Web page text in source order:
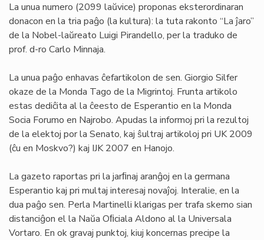
La unua numero (2099 laŭvice) proponas eksterordinaran
donacon en la tria paĝo (la kultura): la tuta rakonto “La ĵaro”
de la Nobel-laŭreato Luigi Pirandello, per la traduko de
prof. d-ro Carlo Minnaja.
La unua paĝo enhavas ĉefartikolon de sen. Giorgio Silfer
okaze de la Monda Tago de la Migrintoj. Frunta artikolo
estas dediĉita al la ĉeesto de Esperantio en la Monda
Socia Forumo en Najrobo. Apudas la informoj pri la rezultoj
de la elektoj por la Senato, kaj ŝultraj artikoloj pri UK 2009
(ĉu en Moskvo?) kaj IJK 2007 en Hanojo.
La gazeto raportas pri la jarﬁnaj aranĝoj en la germana
Esperantio kaj pri multaj interesaj novaĵoj. Interalie, en la
dua paĝo sen. Perla Martinelli klarigas per trafa skemo sian
distanciĝon el la Naŭa Oﬁciala Aldono al la Universala
Vortaro. En ok gravaj punktoj, kiuj koncernas precipe la